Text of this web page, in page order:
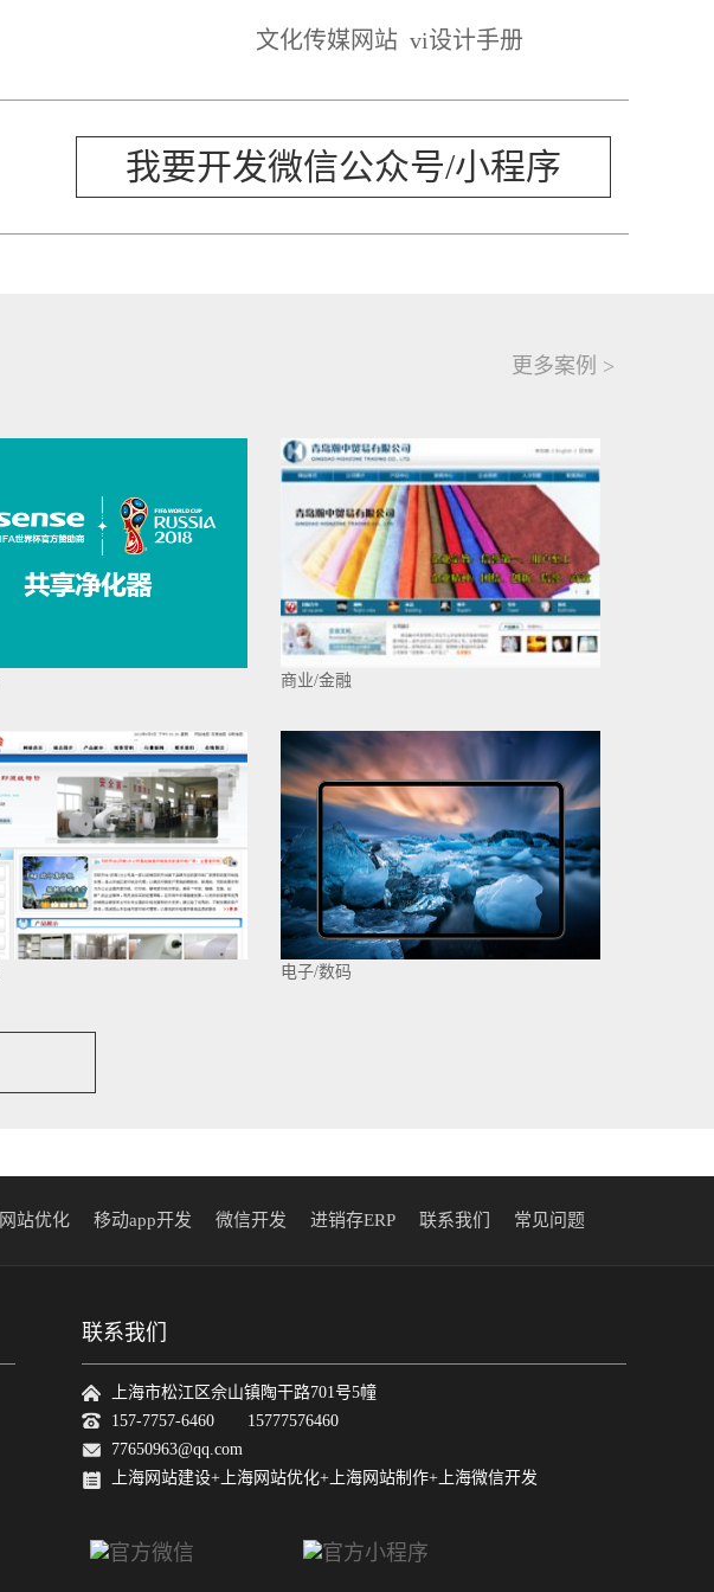
文化传媒网站 vi设计手册
我要开发微信公众号/小程序
更多案例 >
商业/金融
电子/数码
网站优化 移动app开发 微信开发 进销存ERP 联系我们 常见问题
联系我们
上海市松江区佘山镇陶干路701号5幢
157-7757-6460 15777576460
77650963@qq.com
上海网站建设+上海网站优化+上海网站制作+上海微信开发